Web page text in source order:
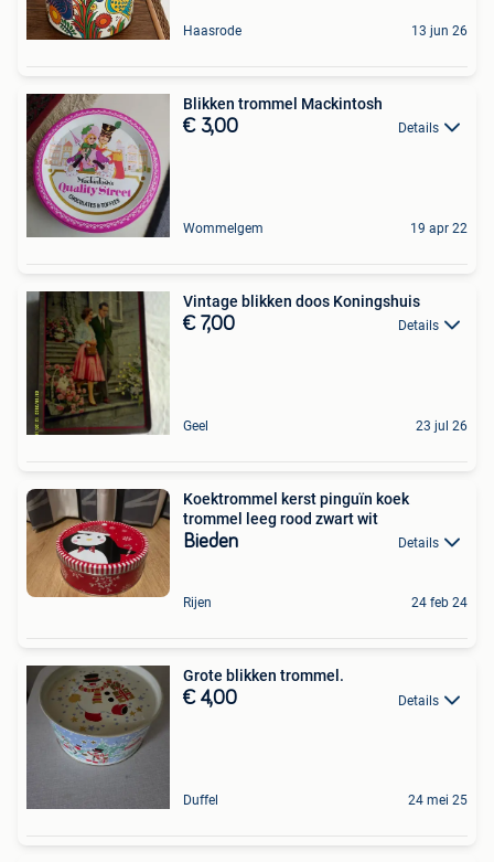
Haasrode 13 jun 26
Blikken trommel Mackintosh
€ 3,00 Details
Wommelgem 19 apr 22
Vintage blikken doos Koningshuis
€ 7,00 Details
Geel 23 jul 26
Koektrommel kerst pinguïn koek
trommel leeg rood zwart wit
Bieden Details
Rijen 24 feb 24
Grote blikken trommel.
€ 4,00 Details
Duffel 24 mei 25